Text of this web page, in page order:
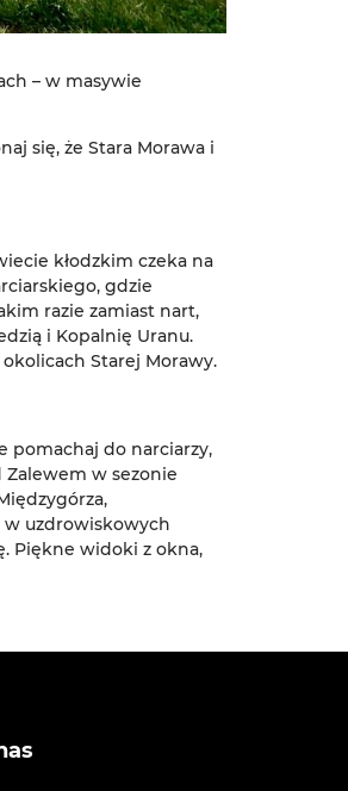
– w masywie
się, że Stara Morawa i
kłodzkim czeka na
gdzie
razie zamiast nart,
i Kopalnię Uranu.
Starej Morawy.
pomachaj do narciarzy,
w sezonie
w uzdrowiskowych
Piękne widoki z okna,